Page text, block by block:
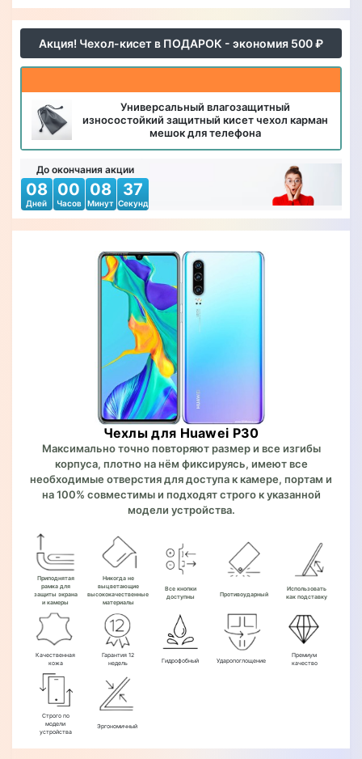
Акция! Чехол-кисет в ПОДАРОК - экономия 500 ₽
Универсальный влагозащитный
износостойкий защитный кисет чехол карман
мешок для телефона
До окончания акции
08
Дней
00
Часов
08
Минут
35
Секунд
Чехлы для Huawei P30
Максимально точно повторяют размер и все изгибы
корпуса, плотно на нём фиксируясь, имеют все
необходимые отверстия для доступа к камере, портам и
на 100% совместимы и подходят строго к указанной
модели устройства.
Приподнятая
рамка для
защиты экрана
и камеры
Никогда не
выцветающие
высококачественные
материалы
Все кнопки
доступны
Противоударный
Использовать
как подставку
Качественная
кожа
Гарантия 12
недель
Гидрофобный Ударопоглощение
Премиум
качество
Строго по
модели
устройства
Эргономичный